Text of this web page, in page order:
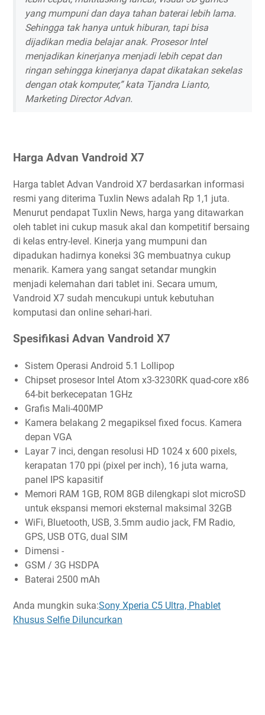
yang mumpuni dan daya tahan baterai lebih lama.
Sehingga tak hanya untuk hiburan, tapi bisa
dijadikan media belajar anak. Prosesor Intel
menjadikan kinerjanya menjadi lebih cepat dan
ringan sehingga kinerjanya dapat dikatakan sekelas
dengan otak komputer,” kata Tjandra Lianto,
Marketing Director Advan.
Harga Advan Vandroid X7
Harga tablet Advan Vandroid X7 berdasarkan informasi
resmi yang diterima Tuxlin News adalah Rp 1,1 juta.
Menurut pendapat Tuxlin News, harga yang ditawarkan
oleh tablet ini cukup masuk akal dan kompetitif bersaing
di kelas entry-level. Kinerja yang mumpuni dan
dipadukan hadirnya koneksi 3G membuatnya cukup
menarik. Kamera yang sangat setandar mungkin
menjadi kelemahan dari tablet ini. Secara umum,
Vandroid X7 sudah mencukupi untuk kebutuhan
komputasi dan online sehari-hari.
Spesifikasi Advan Vandroid X7
Sistem Operasi Android 5.1 Lollipop
Chipset prosesor Intel Atom x3-3230RK quad-core x86
64-bit berkecepatan 1GHz
Grafis Mali-400MP
Kamera belakang 2 megapiksel fixed focus. Kamera
depan VGA
Layar 7 inci, dengan resolusi HD 1024 x 600 pixels,
kerapatan 170 ppi (pixel per inch), 16 juta warna,
panel IPS kapasitif
Memori RAM 1GB, ROM 8GB dilengkapi slot microSD
untuk ekspansi memori eksternal maksimal 32GB
WiFi, Bluetooth, USB, 3.5mm audio jack, FM Radio,
GPS, USB OTG, dual SIM
Dimensi -
GSM / 3G HSDPA
Baterai 2500 mAh
Anda mungkin suka:Sony Xperia C5 Ultra, Phablet
Khusus Selfie Diluncurkan